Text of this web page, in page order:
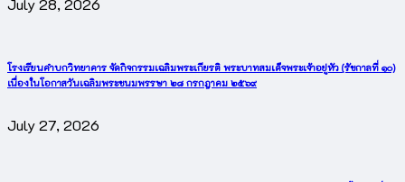
July 28, 2026
โรงเรียนคำบกวิทยาคาร จัดกิจกรรมเฉลิมพระเกียรติ พระบาทสมเด็จพระเจ้าอยู่หัว (รัชกาลที่ ๑๐)
เนื่องในโอกาสวันเฉลิมพระชนมพรรษา ๒๘ กรกฎาคม ๒๕๖๙
July 27, 2026